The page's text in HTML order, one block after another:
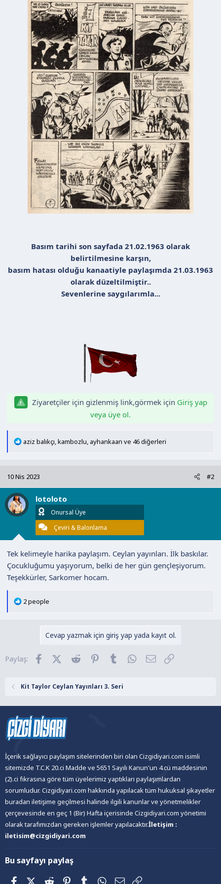
Basım tarihi son sayfada 21.02.1963 olarak
belirtilmesine karşın,
basım hatası olduğu kanaatiyle paylaşımda 21.03.1963
olarak düzeltilmiştir..
Sevenlerine saygılarımla...
Ziyaretçiler için gizlenmiş link,görmek için Giriş yap
veya üye ol.
T
i
l
e
r
aziz balıkçı,kambozlu, ayhankaan ve 46 diğerleri
10 Nis 2023 #2
lotoloto
Onursal Üye
Çeviri & Balonlama
Tek kelimeyle harika paylaşım. Ceylan yayınları. İlk baskılar.
Çocukluğumu yaşıyorum, belki de her gün gençleşiyorum.
Teşekkürler, Sarkomer hocam.
T
e
2 people
Cevap yazmak için giriş yap yada kayıt ol.
Paylaş: FacebookX (Twitter)
Reddit Pinterest
Tumblr WhatsApp
E-posta
Kit Taylor Ceylan Yayınları 3. Seri
İçerik sağlayıcı paylaşım sitelerinden biri olan Cizgidiyari.com isimli
sitemizde T.C.K 20.ci Madde ve 5651 Sayılı Kanun'un 4.cü maddesinin
(2).ci fıkrasına göre tüm üyelerimiz yaptıkları paylaşımlardan
sorumludur. Cizgidiyari.com hakkında yapılacak tüm hukuksal şikayetler
buradan iletişime geçilmesi halinde ilgili kanunlar ve yönetmelikler
çerçevesinde en geç 1 (Bir) Hafta içerisinde Cizgidiyari.com yönetimi
olarak tarafımızdan gereken işlemler yapılacaktır.İletişim :
iletisim@cizgidiyari.com
Bu sayfayı paylaş
FacebookX (Twitter)
Reddit PinterestTumblrWhatsApp
E-posta